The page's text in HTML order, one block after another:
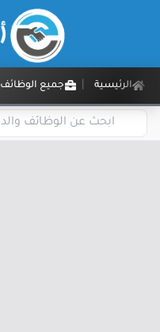
الرئيسية جميع الوظائف